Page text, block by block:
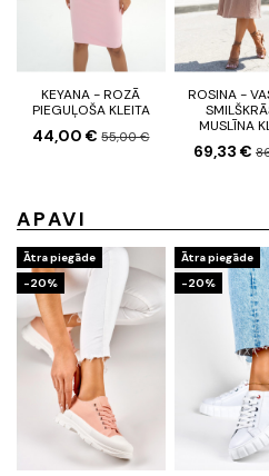
KEYANA - ROZĀ
PIEGUĻOŠA KLEITA
44,00 €55,00 €
ROSINA -
MUSLĪNA
69,33 €
APAVI
Ātra piegāde
-20%
Ātra piegāde
-20%